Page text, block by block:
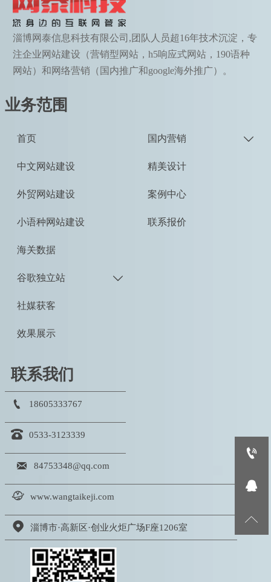
淄博网泰信息科技有限公司,团队人员超16年技术沉淀，专
注企业网站建设（营销型网站，h5响应式网站，190语种
网站）和网络营销（国内推广和google海外推广）。
业务范围
首页
中文网站建设
外贸网站建设
小语种网站建设
海关数据
谷歌独立站 
社媒获客
效果展示
国内营销 
精美设计
案例中心
联系报价
联系我们
 18605333767
 0533-3123339
 84753348@qq.com
 www.wangtaikeji.com
 淄博市·高新区·创业火炬广场F座1206室


